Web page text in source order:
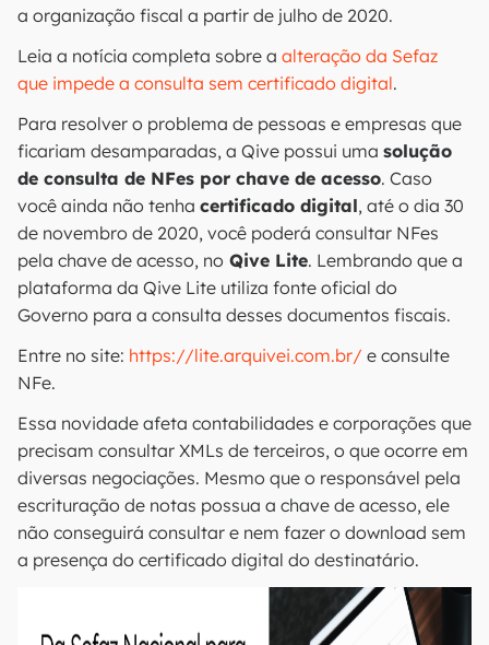
a organização fiscal a partir de julho de 2020.
Leia a notícia completa sobre a alteração da Sefaz
que impede a consulta sem certificado digital.
Para resolver o problema de pessoas e empresas que
ficariam desamparadas, a Qive possui uma solução
de consulta de NFes por chave de acesso. Caso
você ainda não tenha certificado digital, até o dia 30
de novembro de 2020, você poderá consultar NFes
pela chave de acesso, no Qive Lite. Lembrando que a
plataforma da Qive Lite utiliza fonte oficial do
Governo para a consulta desses documentos fiscais.
Entre no site: https://lite.arquivei.com.br/ e consulte
NFe.
Essa novidade afeta contabilidades e corporações que
precisam consultar XMLs de terceiros, o que ocorre em
diversas negociações. Mesmo que o responsável pela
escrituração de notas possua a chave de acesso, ele
não conseguirá consultar e nem fazer o download sem
a presença do certificado digital do destinatário.